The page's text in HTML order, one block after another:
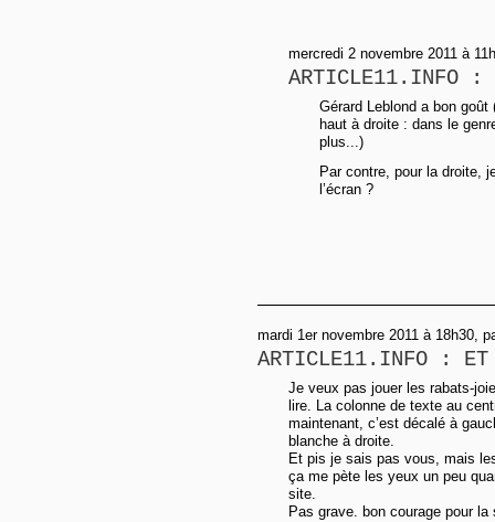
mercredi 2 novembre 2011 à
ARTICLE11.INFO :
Gérard Leblond a bon
haut à droite : dans le
plus...)
Par contre, pour la droite,
l’écran ?
mardi 1er novembre 2011 à 18h30,
ARTICLE11.INFO : ET
Je veux pas jouer les rabats-
lire. La colonne de texte au
maintenant, c’est décalé à
blanche à droite.
Et pis je sais pas vous, mais
ça me pète les yeux un peu
site.
Pas grave. bon courage pour la